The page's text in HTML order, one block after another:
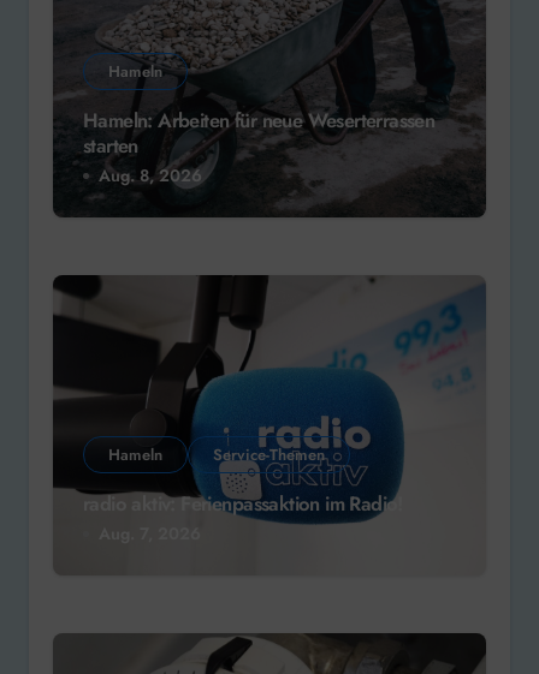
Hameln
Hameln: Arbeiten für neue Weserterrassen
starten
Aug. 8, 2026
Hameln Service-Themen
radio aktiv: Ferienpassaktion im Radio!